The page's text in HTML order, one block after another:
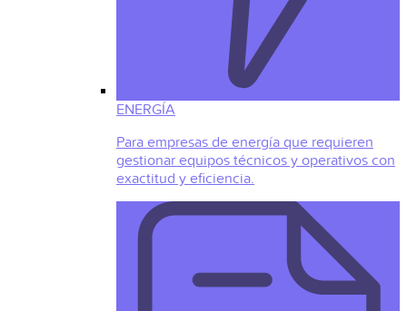
ENERGÍA
Para empresas de energía que requieren
gestionar equipos técnicos y operativos con
exactitud y eficiencia.